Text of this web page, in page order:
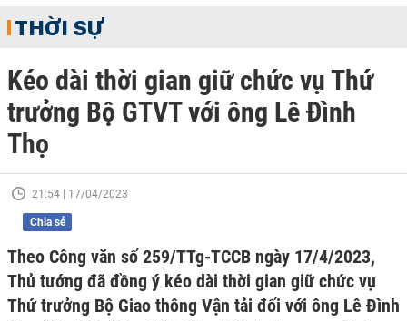
THỜI SỰ
Kéo dài thời gian giữ chức vụ Thứ
trưởng Bộ GTVT với ông Lê Đình
Thọ
21:54 | 17/04/2023
Chia sẻ
Theo Công văn số 259/TTg-TCCB ngày 17/4/2023,
Thủ tướng đã đồng ý kéo dài thời gian giữ chức vụ
Thứ trưởng Bộ Giao thông Vận tải đối với ông Lê Đình